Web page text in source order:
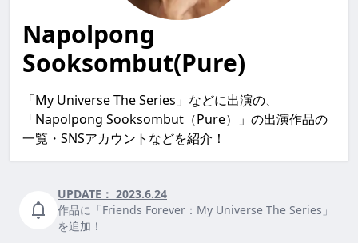
Napolpong
Sooksombut(Pure)
「My Universe The Series」などに出演の、
「Napolpong Sooksombut（Pure）」の出演作品の
一覧・SNSアカウントなどを紹介！
UPDATE： 2023.6.24
作品に「Friends Forever：My Universe The Series」
を追加！